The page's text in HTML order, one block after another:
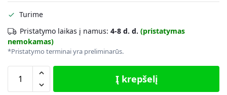
Turime
Pristatymo laikas į namus: 4-8 d. d. (pristatymas
nemokamas)
*Pristatymo terminai yra preliminarūs.
Į krepšelį